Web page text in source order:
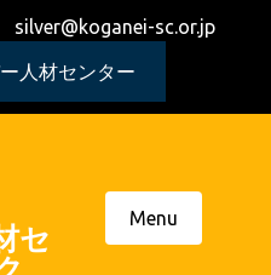
silver@koganei-sc.or.jp
人材センター
セ
Menu